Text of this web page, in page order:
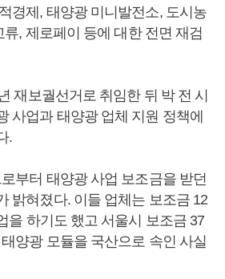
경제, 태양광 미니발전소, 도시농
, 제로페이 등에 대한 전면 재검
재보궐선거로 취임한 뒤 박 전 시
사업과 태양광 업체 지원 정책에
.
부터 태양광 사업 보조금을 받던
밝혀졌다. 이들 업체는 보조금 12
을 하기도 했고 서울시 보조금 37
양광 모듈을 국산으로 속인 사실